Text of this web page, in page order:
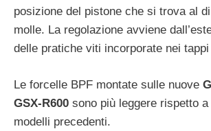
posizione del pistone che si trova al
molle. La regolazione avviene
delle pratiche viti incorporate nei
Le forcelle BPF montate sulle nuove
GSX-R600 sono più leggere rispetto a
modelli precedenti.